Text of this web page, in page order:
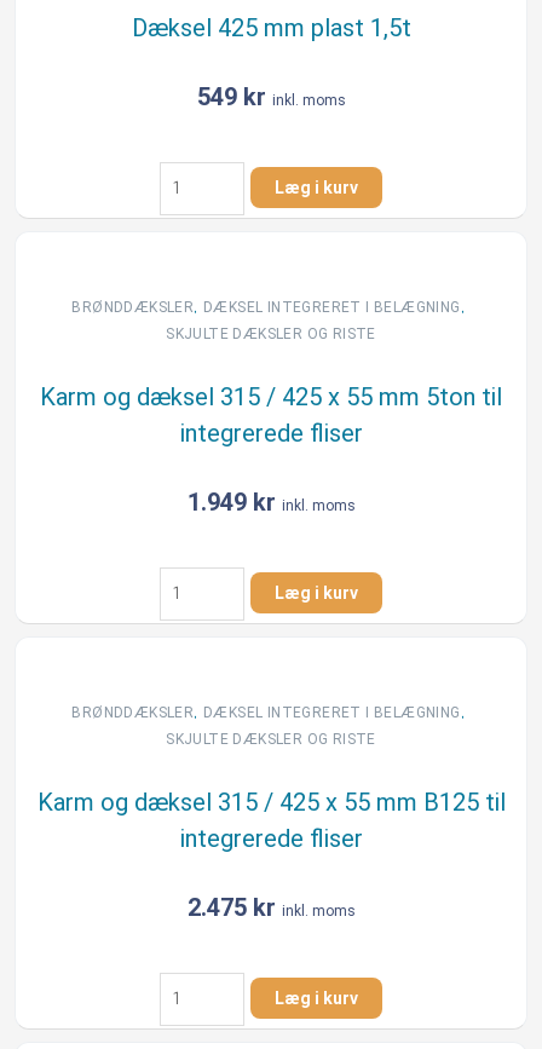
1,5t
antal
Dæksel 425 mm plast 1,5t
549 kr inkl. moms
Dæksel
425
mm
antal
Læg i kurv
BRØNDDÆKSLER, DÆKSEL INTEGRERET I BELÆGNING​ ,
SKJULTE DÆKSLER OG RISTE
Karm og dæksel 315 / 425 x 55 mm 5ton til
integrerede fliser
1.949 kr inkl. moms
Karm
og
dæksel
425
mm
5ton
fliser
antal
Læg i kurv
BRØNDDÆKSLER, DÆKSEL INTEGRERET I BELÆGNING​ ,
SKJULTE DÆKSLER OG RISTE
Karm og dæksel 315 / 425 x 55 mm B125 til
integrerede fliser
2.475 kr inkl. moms
Karm
og
dæksel
Læg i kurv